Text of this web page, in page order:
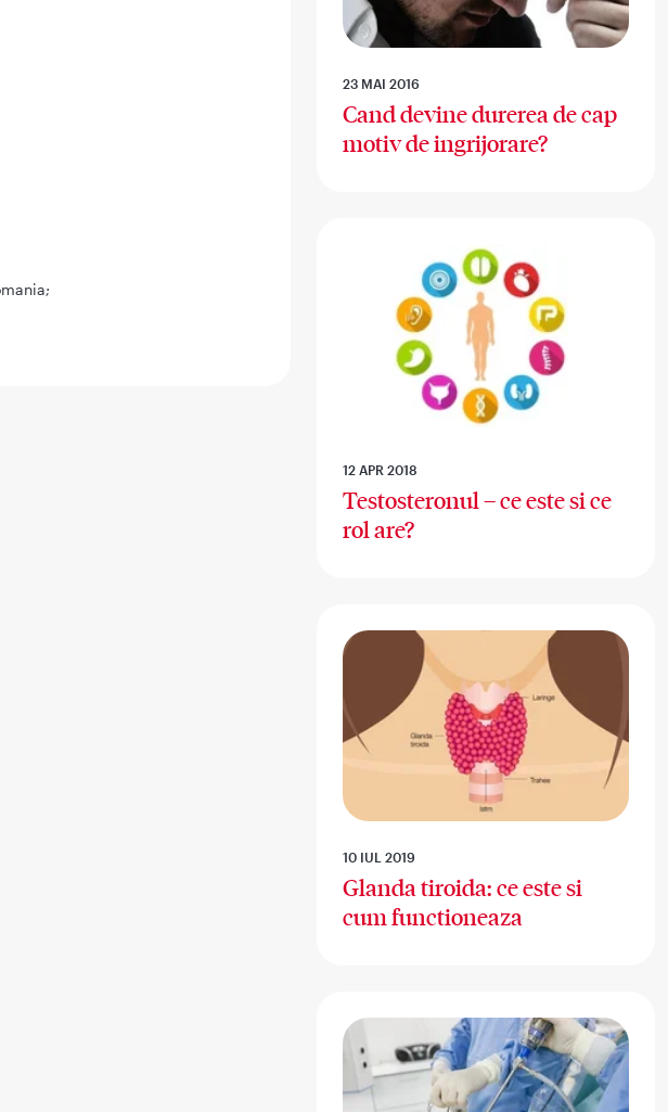
23 MAI 2016
Cand devine durerea de cap
motiv de ingrijorare?
12 APR 2018
Testosteronul – ce este si ce
rol are?
10 IUL 2019
Glanda tiroida: ce este si
cum functioneaza